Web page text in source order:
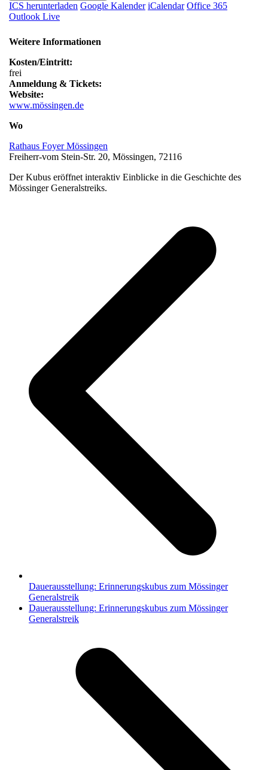
ICS herunterladen Google Kalender iCalendar Office 365
Outlook Live
Weitere Informationen
Kosten/Eintritt:
frei
Anmeldung & Tickets:
Website:
www.mössingen.de
Wo
Rathaus Foyer Mössingen
Freiherr-vom Stein-Str. 20, Mössingen, 72116
Der Kubus eröffnet interaktiv Einblicke in die Geschichte des
Mössinger Generalstreiks.
Dauerausstellung: Erinnerungskubus zum Mössinger
Generalstreik
Nächster
Beitrag:
Dauerausstellung: Erinnerungskubus zum Mössinger
Generalstreik